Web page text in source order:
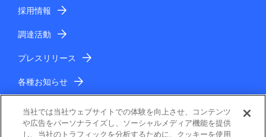
採用情報
調達活動
プレスリリース
各種お知らせ
IR情報
当社では当社ウェブサイトでの体験を向上させ、コンテンツ
や広告をパーソナライズし、ソーシャルメディア機能を提供
し、当社のトラフィックを分析するために、クッキーを使用